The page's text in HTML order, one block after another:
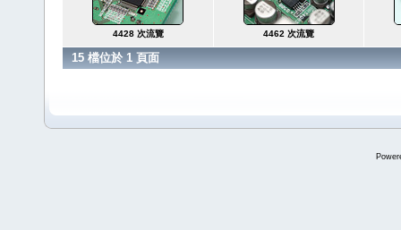
4428 次流覽 4462 次流覽
15 檔位於 1 頁面